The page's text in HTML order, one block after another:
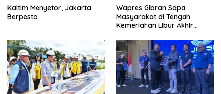
Kaltim Menyetor, Jakarta
Berpesta
Wapres Gibran Sapa
Masyarakat di Tengah
Kemeriahan Libur Akhir